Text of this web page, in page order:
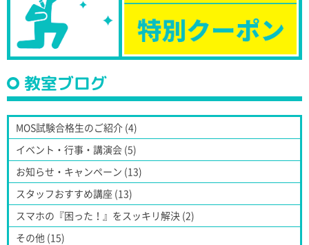
教室ブログ
MOS試験合格生のご紹介 (4)
イベント・行事・講演会 (5)
お知らせ・キャンペーン (13)
スタッフおすすめ講座 (13)
スマホの『困った！』をスッキリ解決 (2)
その他 (15)